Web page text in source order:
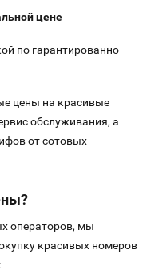
цене
по гарантированно
цены на красивые
обслуживания, а
от сотовых
операторов, мы
красивых номеров